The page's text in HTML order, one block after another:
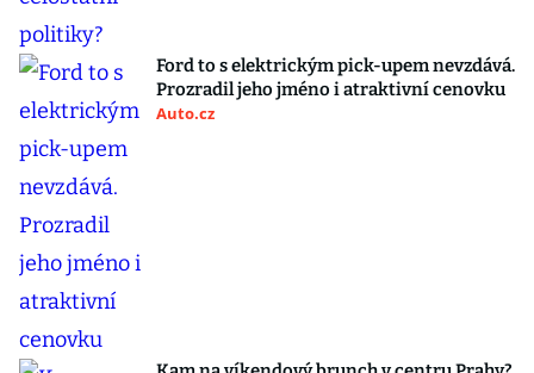
Ford to s elektrickým pick-upem nevzdává.
Prozradil jeho jméno i atraktivní cenovku
Auto.cz